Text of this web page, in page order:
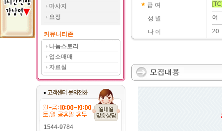
마사지
요정
커뮤니티존
나눔스토리
업소매매
자료실
1544-9784
급 여
성 별
나 이
여
20